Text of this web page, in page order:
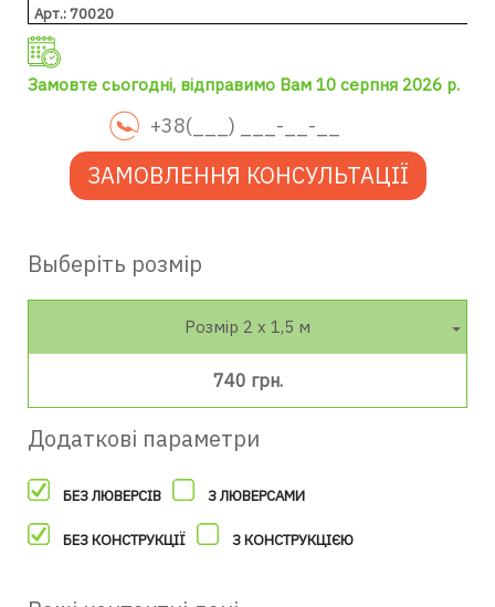
Арт.: 70020
Замовте сьогодні, відправимо Вам 10 серпня 2026 р.
ЗАМОВЛЕННЯ КОНСУЛЬТАЦІЇ
Выберіть розмір
Розмір 2 х 1,5 м
740 грн.
Додаткові параметри
БЕЗ ЛЮВЕРСІВ З ЛЮВЕРСАМИ
БЕЗ КОНСТРУКЦІЇ З КОНСТРУКЦІЄЮ